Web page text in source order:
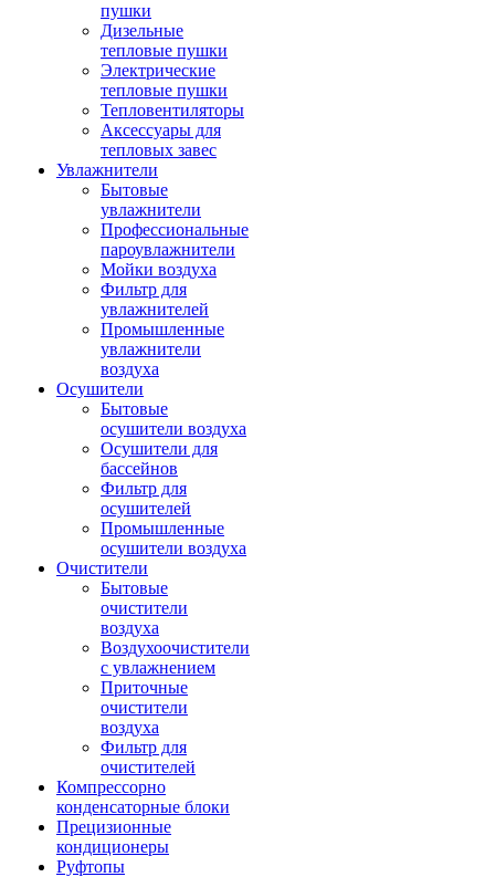
пушки
Дизельные
тепловые пушки
Электрические
тепловые пушки
Тепловентиляторы
Аксессуары для
тепловых завес
Увлажнители
Бытовые
увлажнители
Профессиональные
пароувлажнители
Мойки воздуха
Фильтр для
увлажнителей
Промышленные
увлажнители
воздуха
Осушители
Бытовые
осушители воздуха
Осушители для
бассейнов
Фильтр для
осушителей
Промышленные
осушители воздуха
Очистители
Бытовые
очистители
воздуха
Воздухоочистители
с увлажнением
Приточные
очистители
воздуха
Фильтр для
очистителей
Компрессорно
конденсаторные блоки
Прецизионные
кондиционеры
Руфтопы